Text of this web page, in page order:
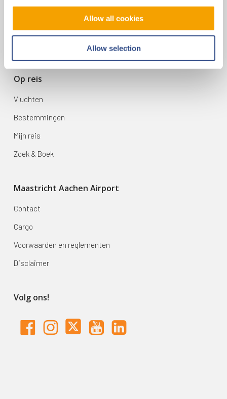
Allow all cookies
Allow selection
6199 AD Maastricht Airport
+31-(0)43-358 9898
Op reis
Vluchten
Bestemmingen
Mijn reis
Zoek & Boek
Maastricht Aachen Airport
Contact
Cargo
Voorwaarden en reglementen
Disclaimer
Volg ons!